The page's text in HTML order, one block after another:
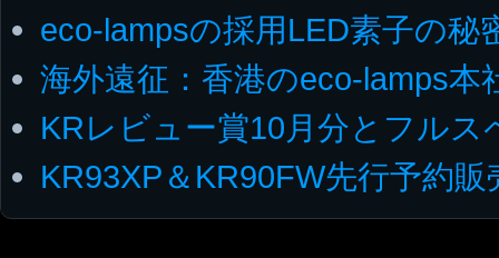
eco-lampsの採用LED素子の秘
海外遠征：香港のeco-lamps本
KRレビュー賞10月分とフルス
KR93XP＆KR90FW先行予約販